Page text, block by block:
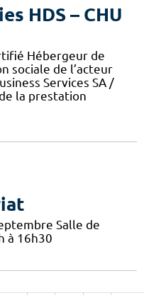
HDS – CHU
Hébergeur de
sociale de l’acteur
Services SA /
la prestation
Salle de
à 16h30